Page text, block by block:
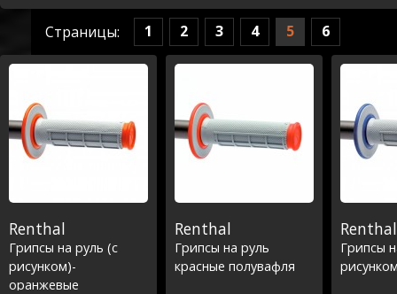
Страницы: 1 2 3 4 5 6
Renthal
Грипсы на руль (с
рисунком)-
оранжевые
Renthal
Грипсы на руль
красные полувафля
Renthal
Грипсы